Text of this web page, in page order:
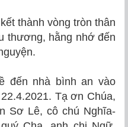
thành vòng tròn thân
thương, hằng nhớ đến
đến nhà bình an vào
Tạ ơn Chúa,
Sơ Lê, cô chú Nghĩa-